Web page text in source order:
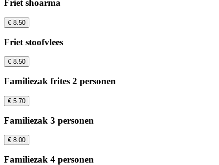
Friet shoarma
€ 8.50
Friet stoofvlees
€ 8.50
Familiezak frites 2 personen
€ 5.70
Familiezak 3 personen
€ 8.00
Familiezak 4 personen